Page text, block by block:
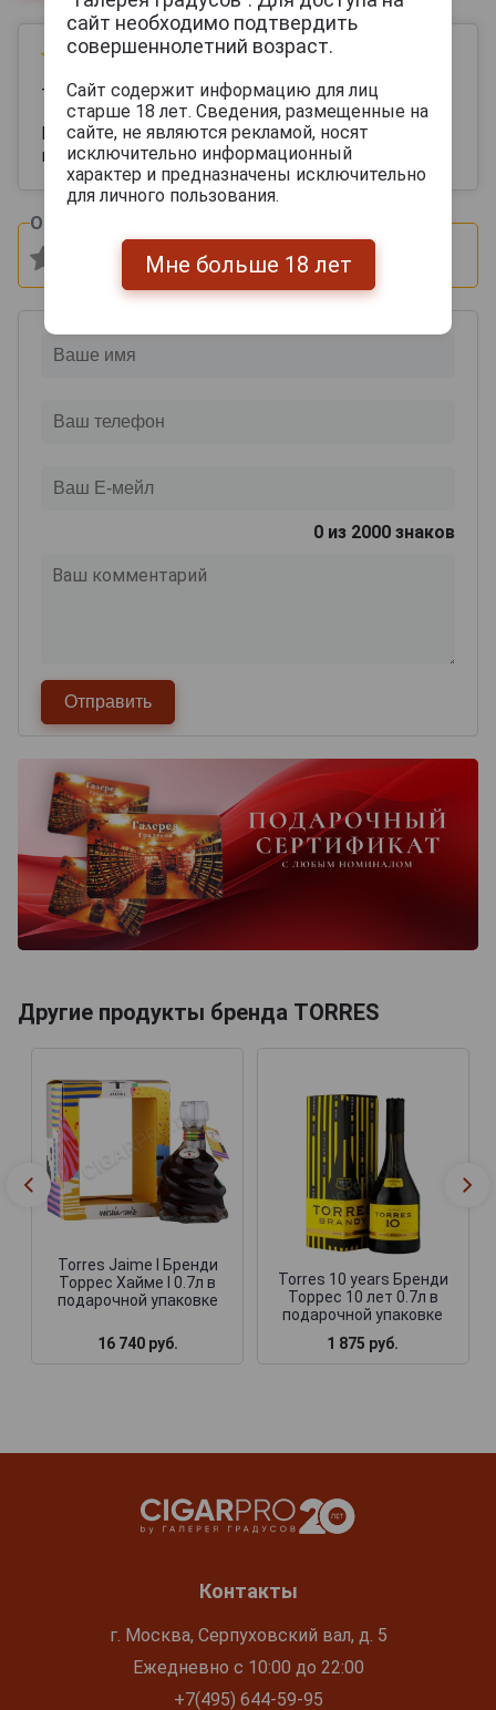
14 июля 2025
Тимур
Приятный баланс , хорошо пьется Минеральное
приятное послевкусие
Оцените и напишите отзыв:
0 из 2000 знаков
Другие продукты бренда TORRES
Torres Jaime I Бренди
Торрес Хайме I 0.7л в
подарочной упаковке
16 740 руб.
Torres 10 years Бренди
Торрес 10 лет 0.7л в
подарочной упаковке
1 875 руб.
Контакты
г. Москва, Серпуховский вал, д. 5
Ежедневно с 10:00 до 22:00
+7(495) 644-59-95
сайт необходимо подтвердить
совершеннолетний возраст.
Сайт содержит информацию для лиц
старше 18 лет. Сведения, размещенные на
сайте, не являются рекламой, носят
исключительно информационный
характер и предназначены исключительно
для личного пользования.
Мне больше 18 лет